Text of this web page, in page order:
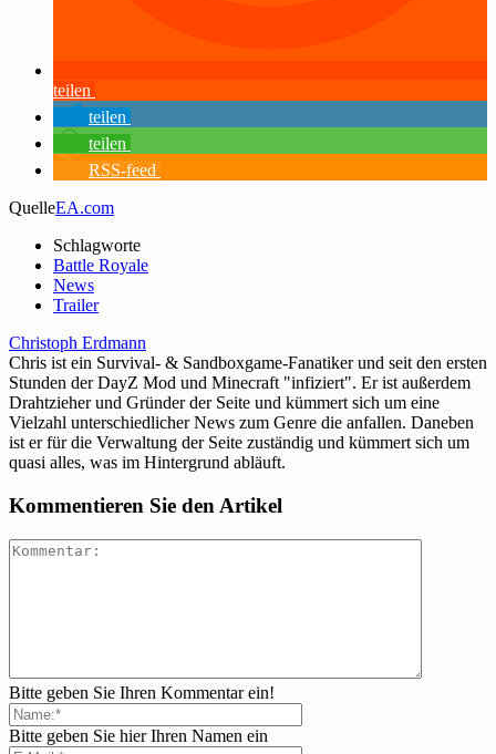
teilen
teilen
teilen
RSS-feed
QuelleEA.com
Schlagworte
Battle Royale
News
Trailer
Christoph Erdmann
Chris ist ein Survival- & Sandboxgame-Fanatiker und seit den ersten
Stunden der DayZ Mod und Minecraft "infiziert". Er ist außerdem
Drahtzieher und Gründer der Seite und kümmert sich um eine
Vielzahl unterschiedlicher News zum Genre die anfallen. Daneben
ist er für die Verwaltung der Seite zuständig und kümmert sich um
quasi alles, was im Hintergrund abläuft.
Kommentieren Sie den Artikel
Bitte geben Sie Ihren Kommentar ein!
Bitte geben Sie hier Ihren Namen ein